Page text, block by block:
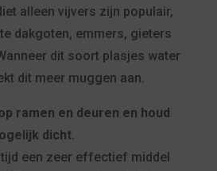
alleen vijvers zijn populair,
dakgoten, emmers, gieters
dit soort plasjes water
dit meer muggen aan.
ramen en deuren en houd
dicht.
een zeer effectief middel